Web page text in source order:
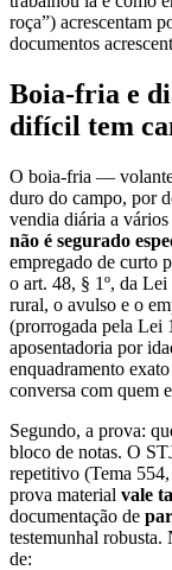
roça”) acrescentam
documentos
Boia-fria e
difícil tem
O boia-fria —
duro do campo, por
vendia diária a
não é segurado
empregado de curto
o art. 48, § 1º, da
rural, o avulso e o
(prorrogada pela Lei
aposentadoria por
enquadramento
conversa com quem
Segundo, a prova:
bloco de notas. O
repetitivo (Tema
prova material vale
documentação de
testemunhal
de: